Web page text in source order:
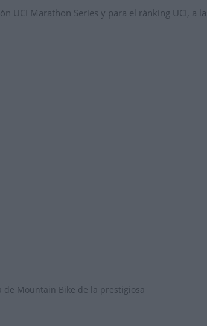
UCI Marathon Series y para el ránking UCI, a
de Mountain Bike de la prestigiosa